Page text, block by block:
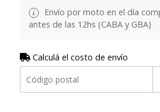
Envío por moto en el día
antes de las 12hs (CABA y GBA)
Calculá el costo de envío